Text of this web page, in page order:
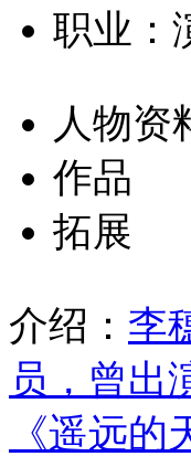
职业：
人物资
作品
拓展
介绍： 李
员，曾出
《遥远的